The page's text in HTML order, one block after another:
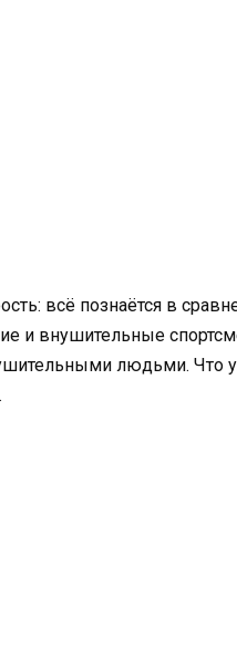
всё познаётся в
и внушительные
людьми. Что